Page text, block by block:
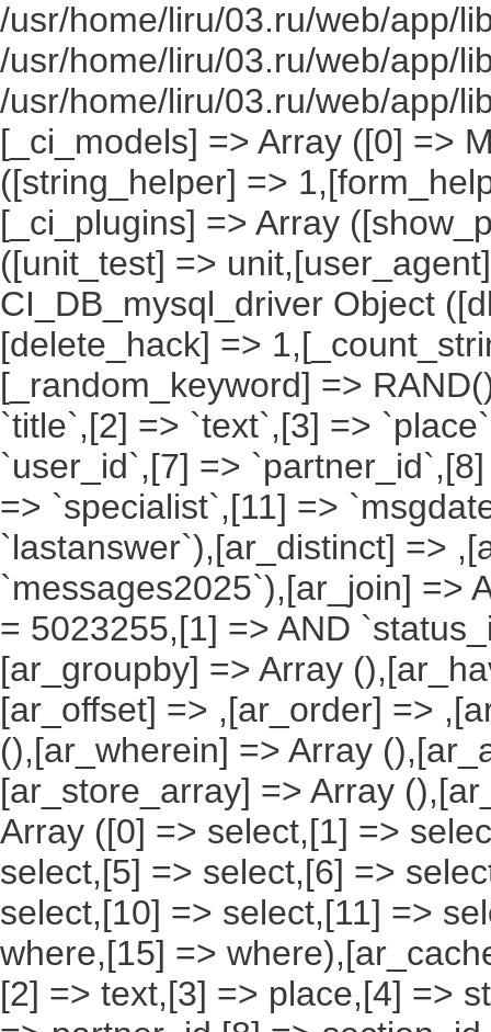
/usr/home/liru/03.ru/web/app/
/usr/home/liru/03.ru/web/app/
/usr/home/liru/03.ru/web/app/
[_ci_models] => Array ([0] =>
([string_helper] =>
[_ci_plugins] => Array
([unit_test] =>
CI_DB_mysql_driver Object
[delete_hack] =>
[_random_keyword] =>
`title`,[2] => `text`,[3] =>
`user_id`,[7] =>
=> `specialist`,[11] =>
`lastanswer`),[ar_distinct] =>
`messages2025`),[ar_join] =>
= 5023255,[1] => AND
[ar_groupby] => Array
[ar_offset] => ,[ar_order] =>
(),[ar_wherein] => Array
[ar_store_array] => Array
Array ([0] => select,[1] =>
select,[5] => select,[6] =>
select,[10] => select,[11] =>
where,[15] =>
[2] => text,[3] => place,[4] =>